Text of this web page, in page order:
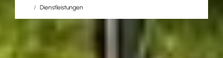
Dienstleistungen